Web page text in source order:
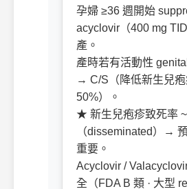
孕婦 ≥36 週開始
acyclovir（400 mg
產。
產時若有活動性
→ C/S（降低新生兒
50%）。
★ 新生兒疱疹致死率
（disseminated）→
重要。
Acyclovir /
全（FDA B 類 · 大型